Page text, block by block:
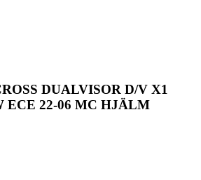
DUALVISOR D/V X1
ECE 22-06 MC HJÄLM